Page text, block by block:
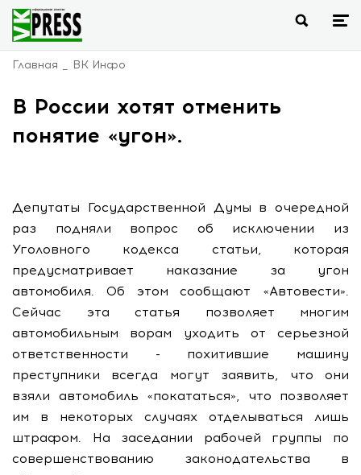
Главная ВК Инфо
В России хотят отменить
понятие «угон».
Депутаты Государственной Думы в очередной
раз подняли вопрос об исключении из
Уголовного кодекса статьи, которая
предусматривает наказание за угон
автомобиля. Об этом сообщают «Автовести».
Сейчас эта статья позволяет многим
автомобильным ворам уходить от серьезной
ответственности - похитившие машину
преступники всегда могут заявить, что они
взяли автомобиль «покататься», что позволяет
им в некоторых случаях отделываться лишь
штрафом. На заседании рабочей группы по
совершенствованию законодательства в